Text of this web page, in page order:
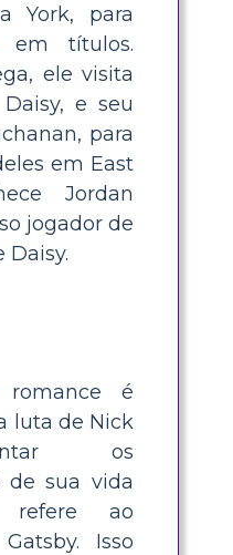
York, para
em títulos.
ele visita
e seu
para
em East
Jordan
jogador de
Daisy.
é
luta de Nick
os
de sua vida
ao
Isso